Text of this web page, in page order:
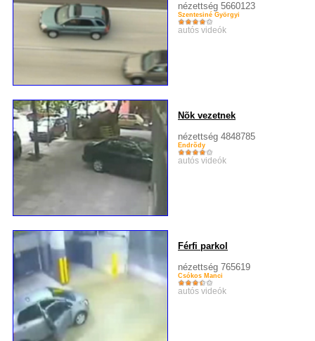
nézettség 5660123
Szentesiné Györgyi
autós videók
Nõk vezetnek
nézettség 4848785
Endrõdy
autós videók
Férfi parkol
nézettség 765619
Csókos Manci
autós videók